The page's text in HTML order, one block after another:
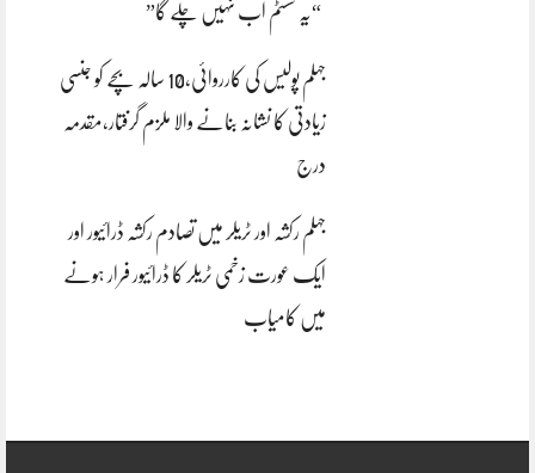
“یہ سسٹم اب نہیں چلے گا”
جہلم پولیس کی کارروائی،10 سالہ بچے کو جنسی
زیادتی کا نشانہ بنانے والا ملزم گرفتار،مقدمہ
درج
جہلم رکشہ اور ٹریلر میں تصادم رکشہ ڈرائیور اور
ایک عورت زخمی ٹریلر کا ڈرائیور فرار ہونے
میں کامیاب